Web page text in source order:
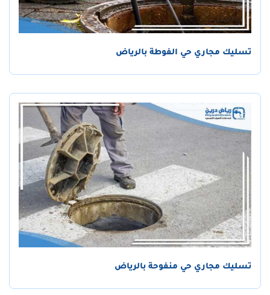
تسليك مجاري حي الفوطة بالرياض
تسليك مجاري حي منفوحة بالرياض